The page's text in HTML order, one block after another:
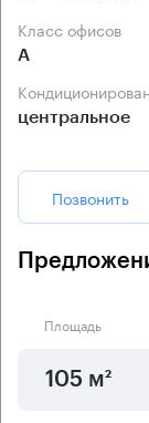
Класс офисов
А
центральное
Позвонить
Площадь
105 м²